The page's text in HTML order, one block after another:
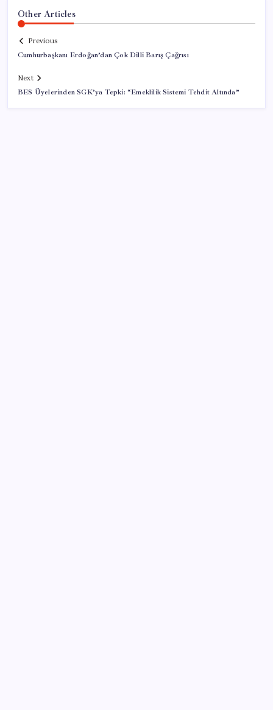
Other Articles
Previous
Cumhurbaşkanı Erdoğan’dan Çok Dilli Barış Çağrısı
Next
BES Üyelerinden SGK’ya Tepki: “Emeklilik Sistemi Tehdit Altında”